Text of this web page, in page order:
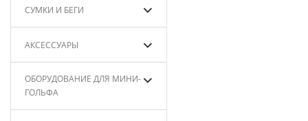
СУМКИ И БЕГИ
АКСЕССУАРЫ
ОБОРУДОВАНИЕ ДЛЯ МИНИ-
ГОЛЬФА